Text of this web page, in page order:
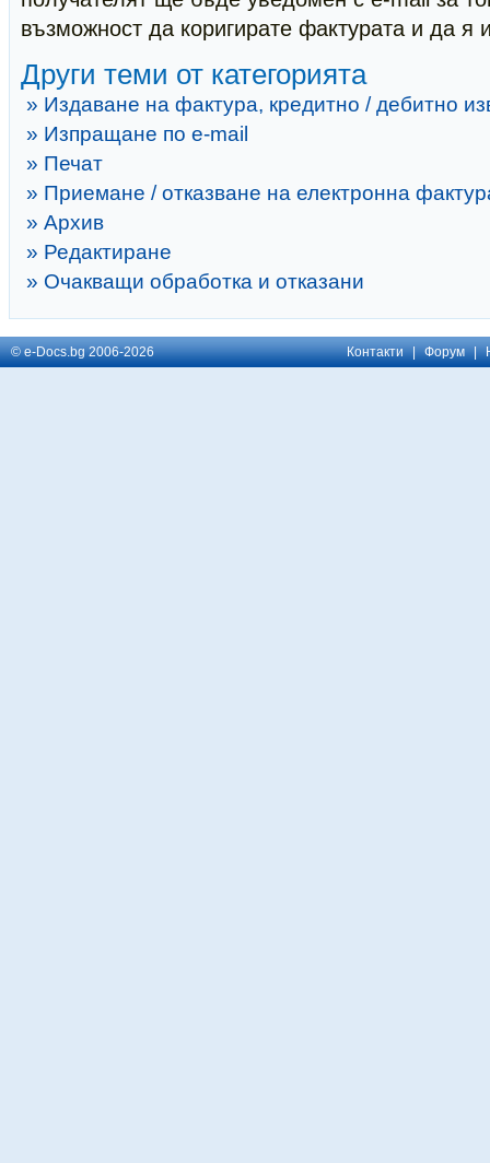
възможност да коригирате фактурата и да я
Други теми от категорията
» Издаване на фактура, кредитно / дебитно
» Изпращане по e-mail
» Печат
» Приемане / отказване на електронна
» Архив
» Редактиране
» Очакващи обработка и отказани
© e-Docs.bg 2006-2026 Контакти | Форум |